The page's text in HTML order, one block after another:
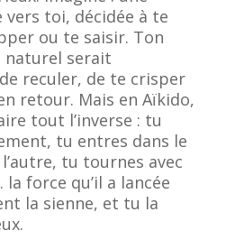
vers toi, décidée à te
ou te saisir. Ton
naturel serait
reculer, de te crisper
retour. Mais en Aïkido,
tout l’inverse : tu
tu entres dans le
tu tournes avec
force qu’il a lancée
la sienne, et tu la